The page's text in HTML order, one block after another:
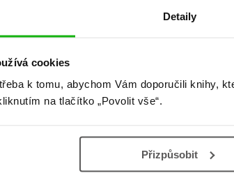
Detaily
cookies
k tomu, abychom Vám doporučili knihy,
na tlačítko „Povolit vše“.
Přizpůsobit
Vše kolem #youngadult každý měsíc rovnou